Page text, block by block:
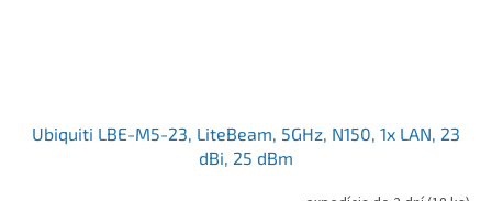
Ubiquiti LBE-M5-23, LiteBeam, 5GHz, N150, 1x LAN, 23
dBi, 25 dBm